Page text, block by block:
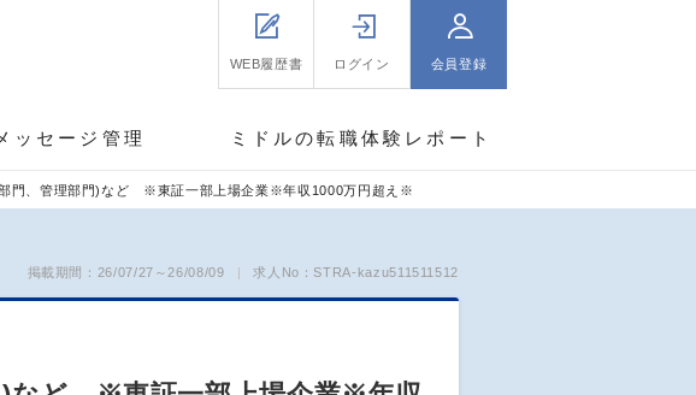
WEB履歴書 ログイン 会員登録
ッセージ管理 ミドルの転職体験レポート
部門、管理部門)など ※東証一部上場企業※年収1000万円超え※
掲載期間：26/07/27～26/08/09 求人No：STRA-kazu511511512